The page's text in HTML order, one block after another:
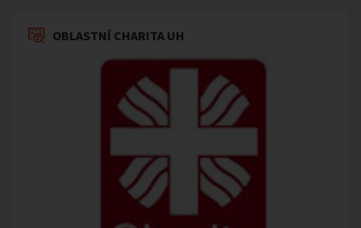
OBLASTNÍ CHARITA UH